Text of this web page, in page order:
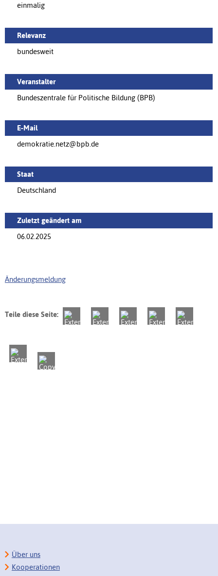
einmalig
Relevanz
bundesweit
Veranstalter
Bundeszentrale für Politische Bildung (BPB)
E-Mail
demokratie.netz@bpb.de
Staat
Deutschland
Zuletzt geändert am
06.02.2025
Änderungsmeldung
Teile diese Seite:
Über uns
Kooperationen